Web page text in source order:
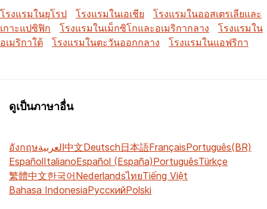
โรงแรมในยุโรป
โรงแรมในเอเชีย
โรงแรมในออสเตรเลียและ
เกาะแปซิฟิก
โรงแรมในเม็กซิโกและอเมริกากลาง
โรงแรมใน
อเมริกาใต้
โรงแรมในตะวันออกกลาง โรงแรมในแอฟริกา
ดูเป็นภาษาอื่น
อังกฤษالعربية中文Deutsch日本語FrançaisPortuguês(BR)
EspañolItalianoEspañol (España)PortuguêsTürkçe
繁體中文한국어NederlandsไทยTiếng Việt
Bahasa IndonesiaРусскийPolski